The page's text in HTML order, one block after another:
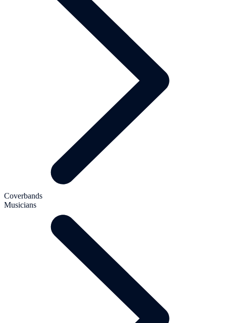
Coverbands
Musicians